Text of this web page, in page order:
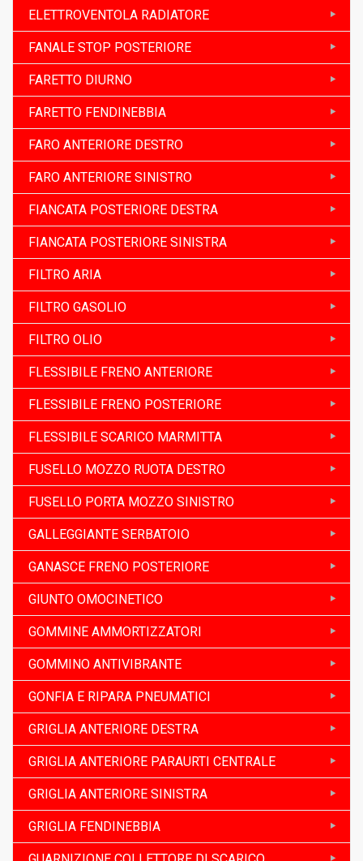
ELETTROVENTOLA RADIATORE
FANALE STOP POSTERIORE
FARETTO DIURNO
FARETTO FENDINEBBIA
FARO ANTERIORE DESTRO
FARO ANTERIORE SINISTRO
FIANCATA POSTERIORE DESTRA
FIANCATA POSTERIORE SINISTRA
FILTRO ARIA
FILTRO GASOLIO
FILTRO OLIO
FLESSIBILE FRENO ANTERIORE
FLESSIBILE FRENO POSTERIORE
FLESSIBILE SCARICO MARMITTA
FUSELLO MOZZO RUOTA DESTRO
FUSELLO PORTA MOZZO SINISTRO
GALLEGGIANTE SERBATOIO
GANASCE FRENO POSTERIORE
GIUNTO OMOCINETICO
GOMMINE AMMORTIZZATORI
GOMMINO ANTIVIBRANTE
GONFIA E RIPARA PNEUMATICI
GRIGLIA ANTERIORE DESTRA
GRIGLIA ANTERIORE PARAURTI CENTRALE
GRIGLIA ANTERIORE SINISTRA
GRIGLIA FENDINEBBIA